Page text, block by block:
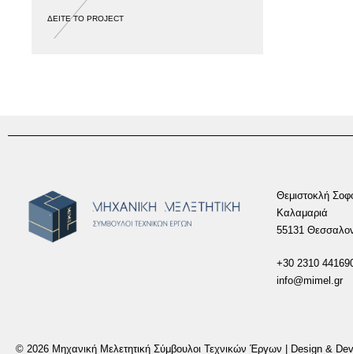
ΔΕΙΤΕ ΤΟ PROJECT
Θεμιστοκλή
Καλαμαριά
55131
+30 2310
info@mimel.gr
© 2026 Μηχανική Μελετητική Σύμβουλοι Τεχνικών Έργων | Design &